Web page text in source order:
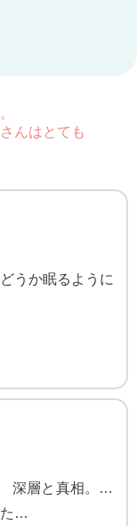
んはとても
うか眠るように
深層と真相。…
た…